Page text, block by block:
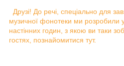
Друзі! До речі, спеціально для
музичної фонотеки ми розробили
настінних годин, з якою ви таки
гостях, познайомитися тут.